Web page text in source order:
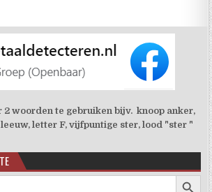
woorden te gebruiken bijv. knoop anker,
letter F, vijfpuntige ster, lood "ster "